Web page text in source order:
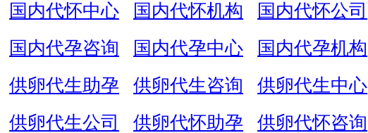
国内代怀中心
国内代怀机构 国内代怀公司
国内代孕咨询
国内代孕中心 国内代孕机构
供卵代生助孕
供卵代生咨询 供卵代生中心
供卵代生公司
供卵代怀助孕 供卵代怀咨询